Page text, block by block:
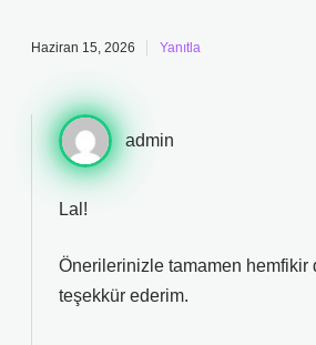
Haziran 15, 2026 Yanıtla
admin
Lal!
Önerilerinizle tamamen hemfikir
teşekkür ederim.